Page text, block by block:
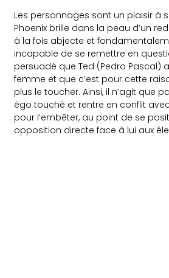
Les personnages sont un plaisir à
Phoenix brille dans la peau d’un
à la fois abjecte et
incapable de se remettre en
persuadé que Ted (Pedro Pascal)
femme et que c’est pour cette
plus le toucher. Ainsi, il n’agit que
égo touché et rentre en conflit
pour l’embêter, au point de se
opposition directe face à lui aux